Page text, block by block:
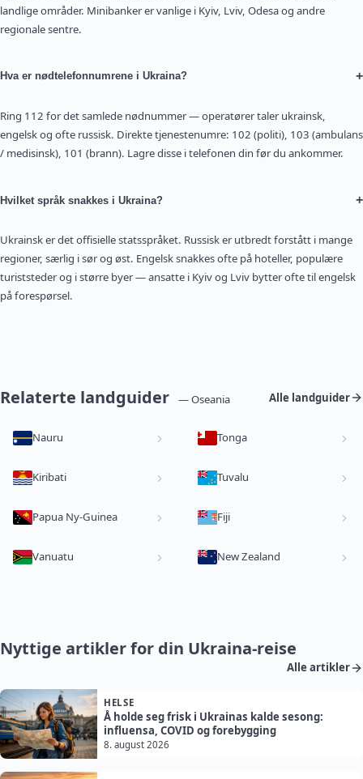
landlige områder. Minibanker er vanlige i Kyiv, Lviv, Odesa og andre
regionale sentre.
Hva er nødtelefonnumrene i Ukraina? +
Ring 112 for det samlede nødnummer — operatører taler ukrainsk,
engelsk og ofte russisk. Direkte tjenestenumre: 102 (politi), 103 (ambulans
/ medisinsk), 101 (brann). Lagre disse i telefonen din før du ankommer.
Hvilket språk snakkes i Ukraina? +
Ukrainsk er det offisielle statsspråket. Russisk er utbredt forstått i mange
regioner, særlig i sør og øst. Engelsk snakkes ofte på hoteller, populære
turiststeder og i større byer — ansatte i Kyiv og Lviv bytter ofte til engelsk
på forespørsel.
Relaterte landguider — Oseania Alle landguider
Nauru Tonga
Kiribati Tuvalu
Papua Ny-Guinea Fiji
Vanuatu New Zealand
Nyttige artikler for din Ukraina-reise
Alle artikler
HELSE
Å holde seg frisk i Ukrainas kalde sesong:
influensa, COVID og forebygging
8. august 2026